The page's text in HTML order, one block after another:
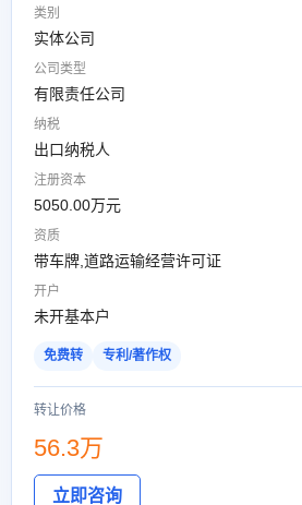
类别
实体公司
公司类型
有限责任公司
纳税
出口纳税人
注册资本
5050.00万元
资质
带车牌,道路运输经营许可证
开户
未开基本户
免费转 专利/著作权
转让价格
56.3万
立即咨询